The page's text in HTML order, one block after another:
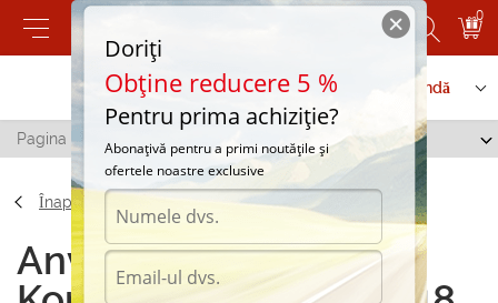
0
Contactați-ne Serviciu de comandă
Pagina principală Kormoran U 245/40 R18 97Y
Înapoi
Anvelope all season
Doriți
Obține reducere 5 %
Pentru prima achiziție?
Abonațivă pentru a primi noutățile și
ofertele noastre exclusive